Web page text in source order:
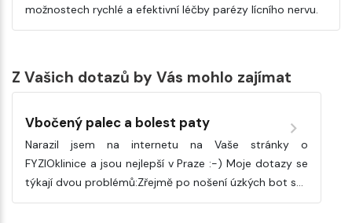
možnostech rychlé a efektivní léčby parézy lícního nervu.
Z Vašich dotazů by Vás mohlo zajímat
Vbočený palec a bolest paty
Narazil jsem na internetu na Vaše stránky o
FYZIOklinice a jsou nejlepší v Praze :-) Moje dotazy se
týkají dvou problémů:Zřejmě po nošení úzkých bot s…